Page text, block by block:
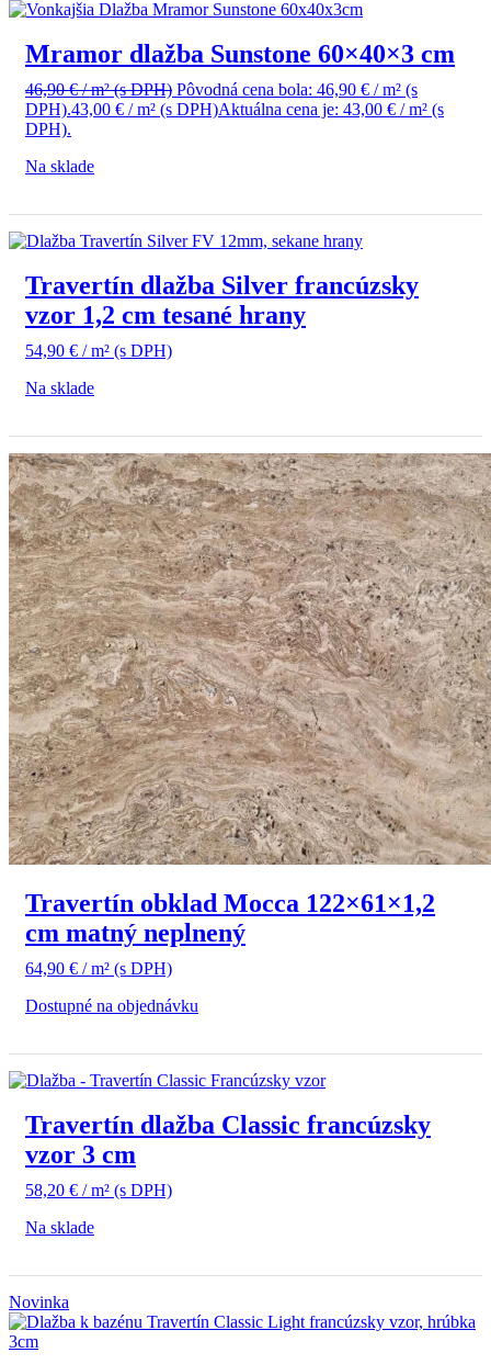
Mramor dlažba Sunstone 60×40×3 cm
46,90€/ m²(s DPH) Pôvodná cena bola: 46,90 € / m² (s
DPH).43,00 € / m² (s DPH)Aktuálna cena je: 43,00 € / m² (s
DPH).
Na sklade
Travertín dlažba Silver francúzsky
vzor 1,2 cm tesané hrany
54,90 € / m² (s DPH)
Na sklade
Travertín obklad Mocca 122×61×1,2
cm matný neplnený
64,90 € / m² (s DPH)
Dostupné na objednávku
Travertín dlažba Classic francúzsky
vzor 3 cm
58,20 € / m² (s DPH)
Na sklade
Novinka